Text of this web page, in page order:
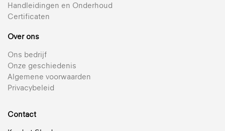
Handleidingen en Onderhoud
Certificaten
Over ons
Ons bedrijf
Onze geschiedenis
Algemene voorwaarden
Privacybeleid
Contact